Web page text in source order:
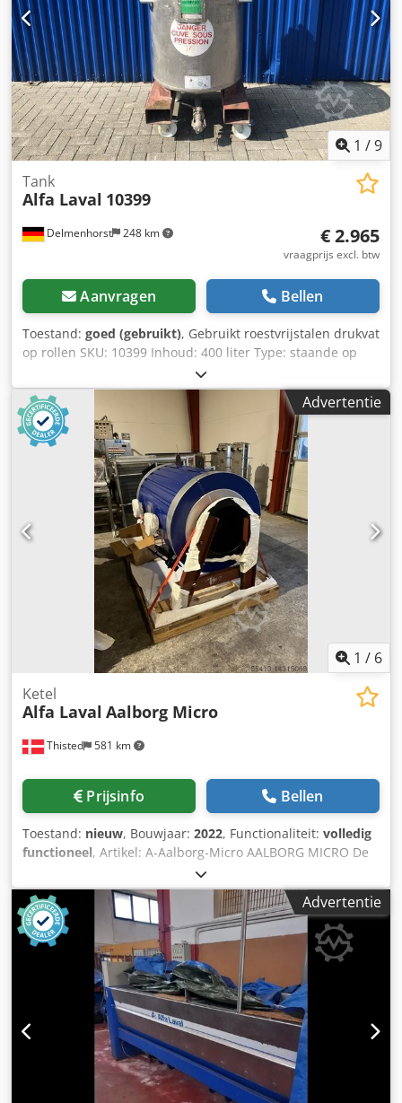
1 /9
Delmenhorst 248 km
Tank
Alfa Laval 10399
€ 2.965
vraagprijs excl. btw
Aanvragen Bellen
Toestand: goed (gebruikt), Gebruikt roestvrijstalen drukvat
op rollen SKU: 10399 Inhoud: 400 liter Type: staande op
wielen met vorkheftruck tunnel Materiaal (media contact):
1,4404/AISi316 Mangat: 410mm Uitvoering: enkelwandige
Bodem: kegel bodem Bovenste verdieping: gebogen
Bedrijfsdruk volgens typeplaatje: + 2.2 bar Afmetingen van
de containers: Dcodpfxed R Hfho Am Dok Buitendiameter:
750mm Afstand uitstroom tot grond: 170mm Totale hoogte:
1800mm Totale breedte: 890mm Totale lengte: 820mm
Voorzieningen: Verschillende aansluitingen Naamplaatje:
Ja Beëindigd type: Camlock
Advertentie
1 / 6
Thisted 581 km
Ketel
Alfa Laval Aalborg Micro
Prijsinfo Bellen
Toestand: nieuw, Bouwjaar: 2022, Functionaliteit: volledig
functioneel, Artikel: A-Aalborg-Micro AALBORG MICRO De
Aalborg Micro is een compacte
uitlaatgaswarmtewisselaar/stoomgenerator, ontworpen
voor restwarmteterugwinning van gas/MDO/HFO-motoren
en gasturbines. Als warmtewisselaar biedt de Aalborg
Micro een breed scala aan mogelijkheden, doordat warm
water, TEG en TFO allemaal als medium kunnen worden
gebruikt. Bovendien kan de Aalborg Micro worden gebruikt
als stoomgenerator. Dcsdpfx Amsqy Nv Rj Dsk Een
cilindrische unit in het midden met een geïntegreerde
regelklep zorgt ervoor dat tot 80% van het uitlaatgas het
verwarmingsoppervlak kan passeren. Het
verwarmingsoppervlak kan eenvoudig worden gereinigd
via optionele roetblazerringen met perslucht/stoom/water
Advertentie